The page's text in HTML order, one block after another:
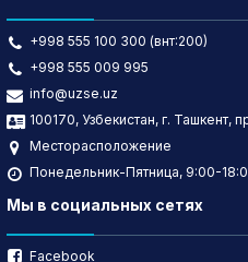
+998 555 100 300 (внт:200)
+998 555 009 995
info@uzse.uz
100170, Узбекистан, г. Ташкент,
Месторасположение
Понедельник-Пятница, 9:00-
Мы в социальных сетях
Facebook